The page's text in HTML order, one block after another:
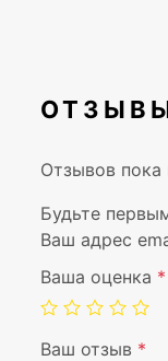
Отзывов пока
Будьте
Ваш адрес
Ваша оценка *
Ваш отзыв *